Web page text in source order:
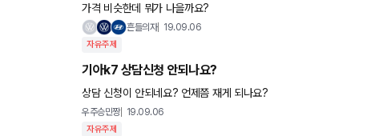
가격 비슷한데 뭐가 나을까요?
흔들의자 19.09.06
자유주제
기아k7 상담신청 안되나요?
상담 신청이 안되네요? 언제쯤 재게 되나요?
우주승민짱 19.09.06
자유주제